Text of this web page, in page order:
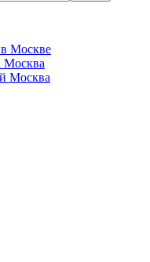
в Москве
Москва
Москва